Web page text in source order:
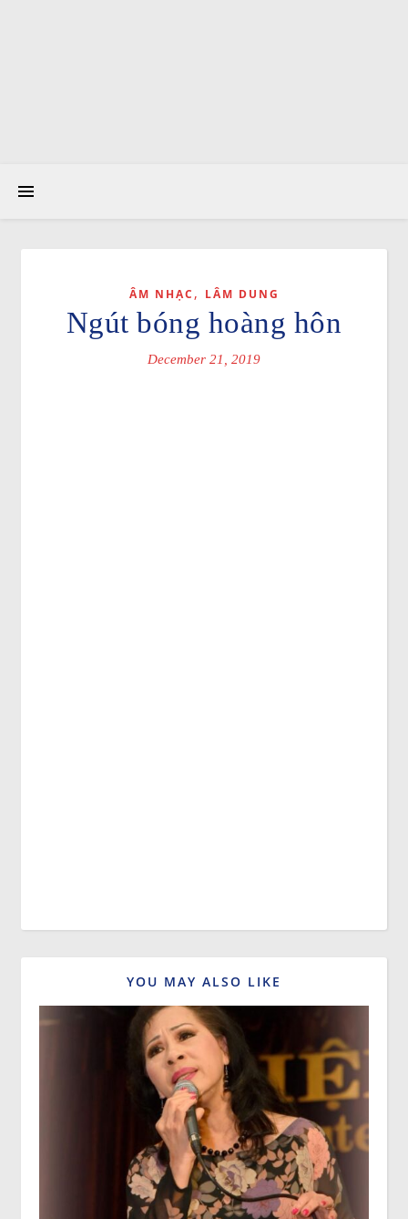
ÂM NHẠC , LÂM DUNG
Ngút bóng hoàng hôn
December 21, 2019
YOU MAY ALSO LIKE